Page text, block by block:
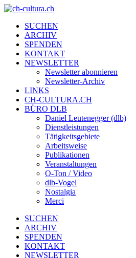
SUCHEN
ARCHIV
SPENDEN
KONTAKT
NEWSLETTER
Newsletter abonnieren
Newsletter-Archiv
LINKS
CH-CULTURA.CH
BÜRO DLB
Daniel Leutenegger (dlb)
Dienstleistungen
Tätigkeitsgebiete
Arbeitsweise
Publikationen
Veranstaltungen
O-Ton / Video
dlb-Vogel
Nostalgia
Merci
SUCHEN
ARCHIV
SPENDEN
KONTAKT
NEWSLETTER